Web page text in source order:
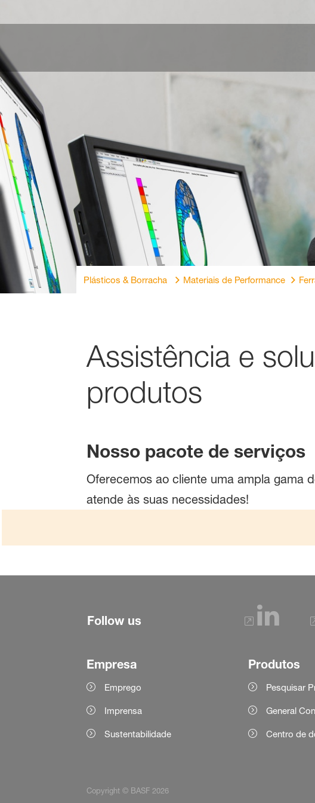
Plásticos & Borracha Materiais de Performance
Assistência e
produtos
Nosso pacote de serviços
Oferecemos ao cliente uma ampla gama
atende às suas necessidades!
Follow us
Empresa
Emprego
Imprensa
Sustentabilidade
Produtos
Pesquisar
General
Centro de
Copyright © BASF 2026